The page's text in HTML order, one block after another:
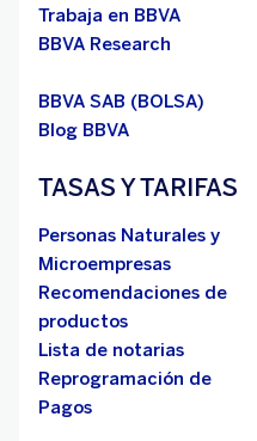
Trabaja en BBVA
BBVA Research
BBVA SAB (BOLSA)
Blog BBVA
TASAS Y TARIFAS
Personas Naturales y
Microempresas
Recomendaciones de
productos
Lista de notarias
Reprogramación de
Pagos